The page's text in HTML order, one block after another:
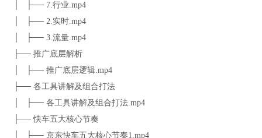
│ ├── 7.行业.mp4
│ ├── 2.实时.mp4
│ ├── 3.流量.mp4
├── 推广底层解析
│ ├── 推广底层逻辑.mp4
├── 各工具讲解及组合打法
│ ├── 各工具讲解及组合打法.mp4
├── 快车五大核心节奏
│ ├── 京东快车五大核心节奏1.mp4